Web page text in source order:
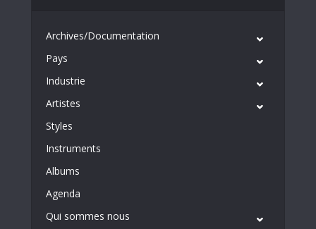
Archives/Documentation
Pays
Industrie
Artistes
Styles
Instruments
Albums
Agenda
Qui sommes nous